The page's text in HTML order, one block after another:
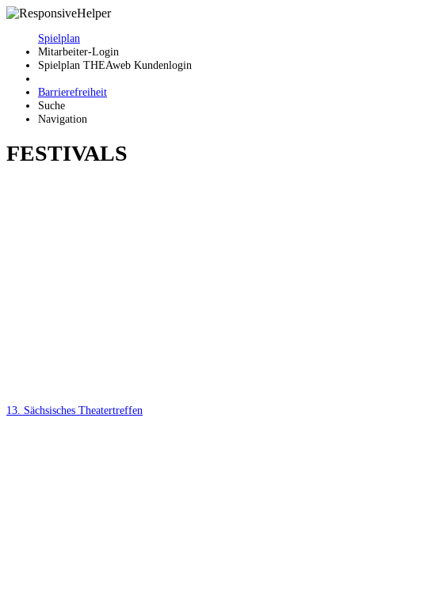
Spielplan
Mitarbeiter-Login
Spielplan THEAweb Kundenlogin
Barrierefreiheit
Suche
Navigation
FESTIVALS
13. Sächsisches Theatertreffen